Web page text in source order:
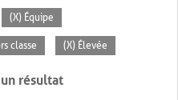
(X) Équipe
classe (X) Élevée
résultat